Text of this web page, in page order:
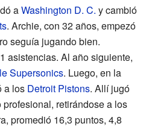
aWashington D. C. y cambió
. Archie, con 32 años, empezó
seguía jugando bien.
asistencias. Al año siguiente,
Supersonics. Luego, en la
a los Detroit Pistons. Allí jugó
retirándose a los
promedió 16,3 puntos, 4,8